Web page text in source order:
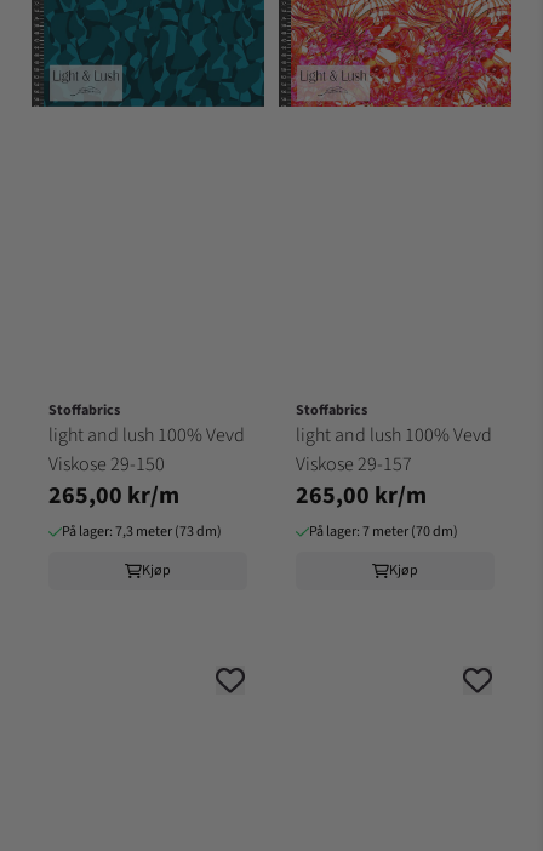
Stoffabrics
light and lush 100% Vevd
Viskose 29-150
265,00 kr/m
På lager: 7,3 meter (73 dm)
Kjøp
Stoffabrics
light and lush 100% Vevd
Viskose 29-157
265,00 kr/m
På lager: 7 meter (70 dm)
Kjøp